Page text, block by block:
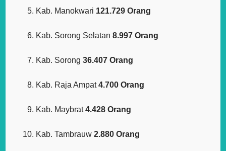
Kab. Manokwari 121.729 Orang
Kab. Sorong Selatan8.997 Orang
Kab. Sorong36.407 Orang
Kab. Raja Ampat4.700 Orang
Kab. Maybrat4.428 Orang
Kab. Tambrauw2.880 Orang